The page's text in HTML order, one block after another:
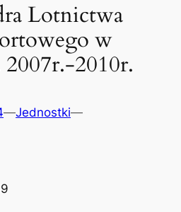
Lotnictwa
w
2010r.
—Jednostki—